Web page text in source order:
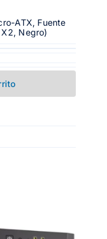
ATX, Fuente
Negro)